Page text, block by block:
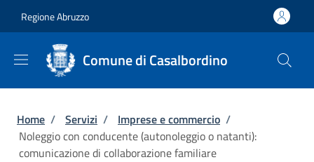
Regione Abruzzo
Comune di Casalbordino
Briciole di pane
Home / Servizi / Imprese e commercio /
Noleggio con conducente (autonoleggio o natanti):
comunicazione di collaborazione familiare